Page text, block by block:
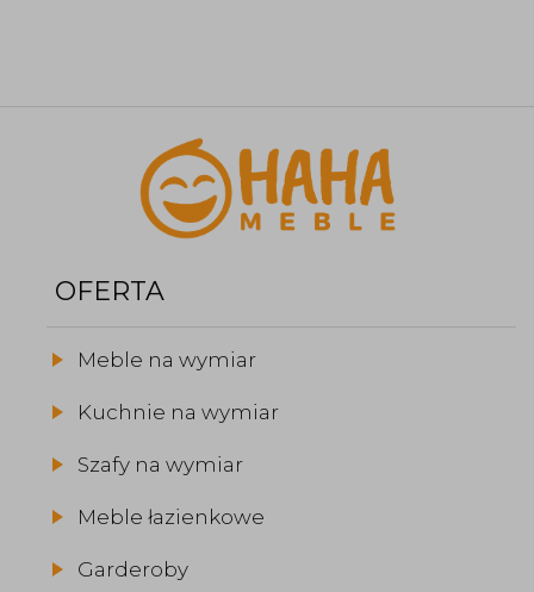
OFERTA
Meble na wymiar
Kuchnie na wymiar
Szafy na wymiar
Meble łazienkowe
Garderoby